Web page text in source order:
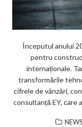
Începutul anului
pentru
internaționale.
transformările
cifrele de vânzări,
consultanță EY, care
NEWS